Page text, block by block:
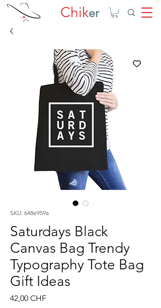
Chiker
SKU: 648e959a
Saturdays Black
Canvas Bag Trendy
Typography Tote Bag
Gift Ideas
42,00 CHFPrezzo